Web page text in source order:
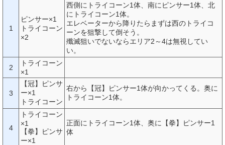
1
ピンサー×1
トライコーン
×2
西側にトライコーン1体、南にピンサー1体、北
にトライコーン1体。
エレベーターから降りたらまずは西のトライコ
ーンを狙撃して倒そう。
殲滅狙いでないならエリア2～4は無視してい
い。
2
トライコーン
×1
3
【冠】ピンサ
ー×1
トライコーン
右から【冠】ピンサー1体が向かってくる。奥に
トライコーン1体。
4
トライコーン
×1
【拳】ピンサ
ー×1
正面にトライコーン1体、奥に【拳】ピンサー1
体